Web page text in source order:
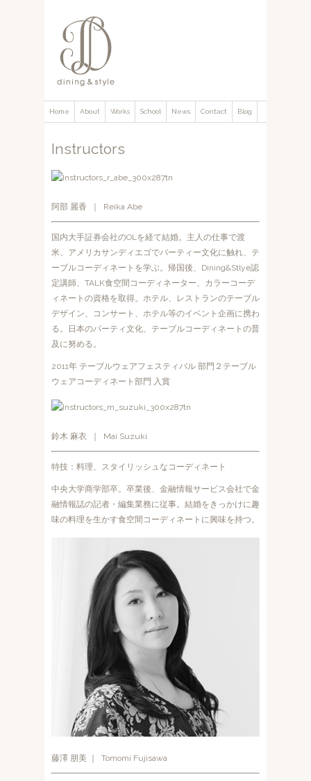
Home About Works School News Contact Blog
Instructors
阿部 麗香 ｜ Reika Abe
国内大手証券会社のOLを経て結婚。主人の仕事で渡
米、アメリカサンディエゴでパーティー文化に触れ、テ
ーブルコーディネートを学ぶ。帰国後、Dining&Stlye認
定講師、TALK食空間コーディネーター、カラーコーデ
ィネートの資格を取得。ホテル、レストランのテーブル
デザイン、コンサート、ホテル等のイベント企画に携わ
る。日本のパーティ文化、テーブルコーディネートの普
及に努める。
2011年 テーブルウェアフェスティバル 部門２テーブル
ウェアコーディネート部門 入賞
鈴木 麻衣 ｜ Mai Suzuki
特技：料理、スタイリッシュなコーディネート
中央大学商学部卒。卒業後、金融情報サービス会社で金
融情報誌の記者・編集業務に従事。結婚をきっかけに趣
味の料理を生かす食空間コーディネートに興味を持つ。
藤澤 朋美 ｜ Tomomi Fujisawa